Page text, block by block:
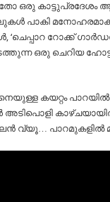
ഒരു കാട്ടുപ്രദേശം
പാകി
‘ചെപ്പാറ റോക്ക്
ഒരു ചെറിയ
കയറ്റം
വ്യൂ…